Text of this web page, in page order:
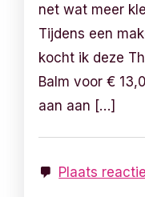
net wat meer
Tijdens een
kocht ik deze
Balm voor €
aan aan […]
Plaats reactie